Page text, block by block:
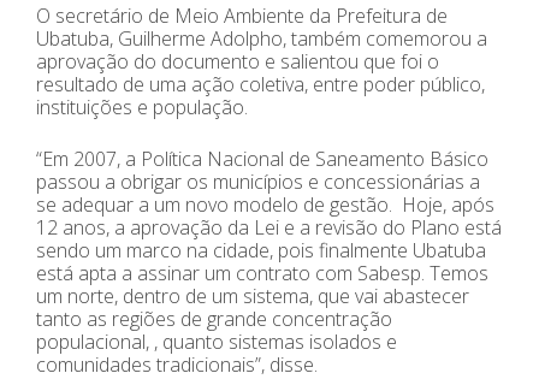
O secretário de Meio Ambiente da Prefeitura de
Ubatuba, Guilherme Adolpho, também comemorou a
aprovação do documento e salientou que foi o
resultado de uma ação coletiva, entre poder público,
instituições e população.
“Em 2007, a Política Nacional de Saneamento Básico
passou a obrigar os municípios e concessionárias a
se adequar a um novo modelo de gestão. Hoje, após
12 anos, a aprovação da Lei e a revisão do Plano está
sendo um marco na cidade, pois finalmente Ubatuba
está apta a assinar um contrato com Sabesp. Temos
um norte, dentro de um sistema, que vai abastecer
tanto as regiões de grande concentração
populacional, , quanto sistemas isolados e
comunidades tradicionais”, disse.